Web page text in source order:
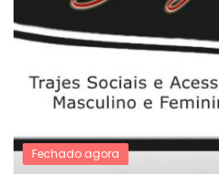
Fechado agora